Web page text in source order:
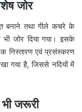
जोर
बनाने तथा गीले कचरे के
जोर दिया गया। इसके
निस्तारण एवं प्रसंस्करण
गया है, जिससे नदियों में
भी जरूरी